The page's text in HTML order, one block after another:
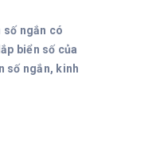
số ngắn có
biển số của
số ngắn, kinh